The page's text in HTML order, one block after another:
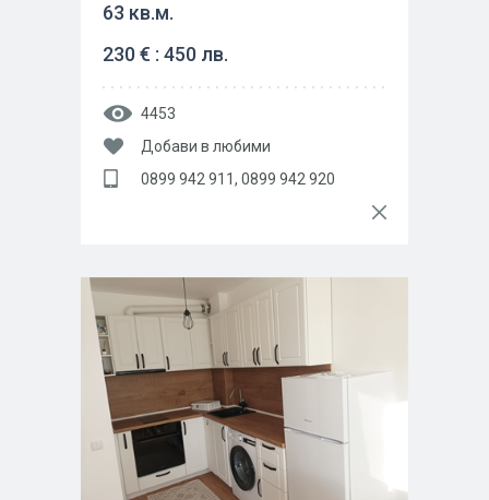
63 кв.м.
230 € : 450 лв.
4453
Добави в любими
0899 942 911, 0899 942 920